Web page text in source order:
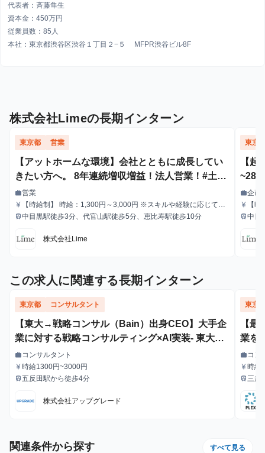
代表者：斉藤隼生
資本金：450万円
従業員数：85人
本社：東京都渋谷区渋谷１丁目２−５ MFPR渋谷ビル8F
株式会社Limeの長期インターン
東京都 営業
【アットホームな環境】会社とともに成長してい
きたい方へ。 8年連続増収増益！法人営業！#土日
勤務OK#出勤時間自由
職種
work営業
給与
currency_yen
【時給制】 時給：1,300円～3,000円 ※スキルや経験に応じて昇
給します。 【月給制】 尚、フルコミットできる方は月給制もご
り毎月昇給の可能性あり ※年間の昇給平均額80,000円 <モデル月
収> 260,000円 /入社6ヶ月 330,000円 /入社1年 400,000円 /
最寄駅
train中目黒駅徒歩3分、代官山駅徒歩5分、恵比寿駅徒歩10分
株式会社Lime
東京
【
~28
＃マ
職種
work企画
給与
currency_yen
【
給します。 【月給制】 尚
り毎
収>
最寄駅
train中目
この求人に関連する長期インターン
東京都 コンサルタント
【東大→戦略コンサル（Bain）出身CEO】大手企
業に対する戦略コンサルティング×AI実装- 東大早
慶8割・採用率2%以下・文理不問
職種
workコンサルタント
給与
currency_yen時給1300円~3000円
最寄駅
train五反田駅から徒歩4分
株式会社アップグレード
東京
【
業を
職種
workコン
給与
currency_yen時給
最寄駅
train三越
関連条件から探す すべて見る